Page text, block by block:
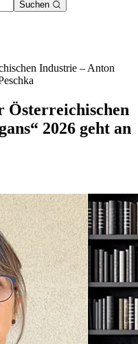
Suchen
Industrie – Anton
2026 geht an